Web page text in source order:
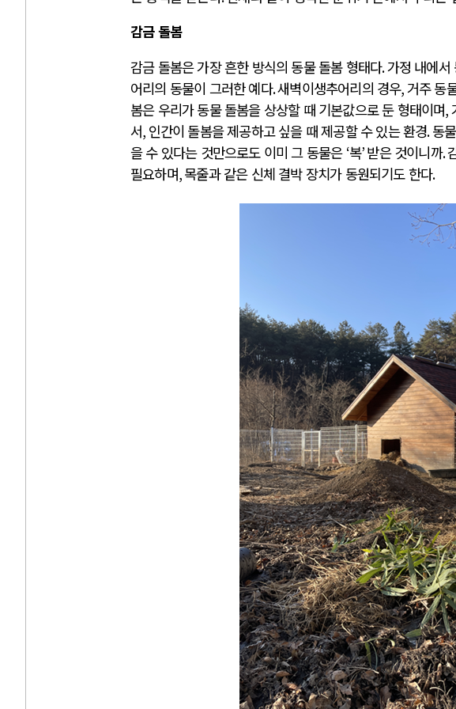
감금 돌봄
감금 돌봄은 가장 흔한 방식의 동물 돌봄 형태다.가정 내에서
어리의 동물이 그러한 예다.새벽이생추어리의 경우,거주 동
봄은 우리가 동물 돌봄을 상상할 때 기본값으로 둔 형태이며,
서, 인간이 돌봄을 제공하고 싶을 때 제공할 수 있는 환경.동
을 수 있다는 것만으로도 이미 그 동물은 ‘복’받은 것이니까.
필요하며,목줄과 같은 신체 결박 장치가 동원되기도 한다.